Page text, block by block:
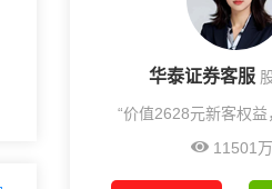
华泰证券客服
“价值2628元新客权益
11501